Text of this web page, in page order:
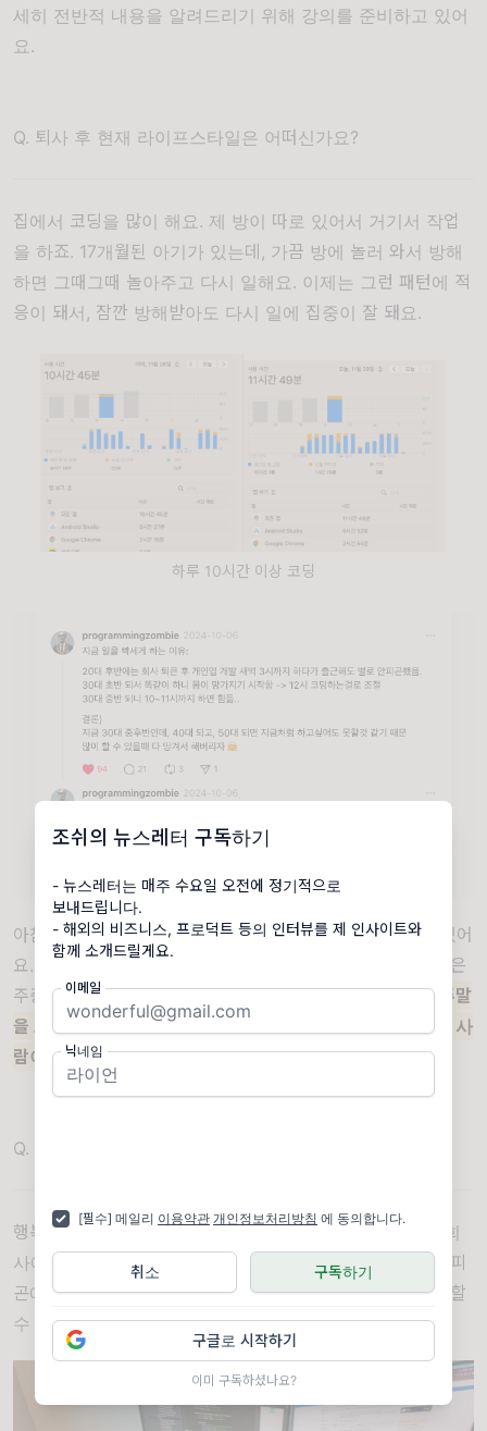
조쉬의 뉴스레터 구독하기
- 뉴스레터는 매주 수요일 오전에 정기적으로
보내드립니다.
- 해외의 비즈니스, 프로덕트 등의 인터뷰를 제 인사이트와
함께 소개드릴게요.
이메일
닉네임
[필수] 메일리 이용약관 개인정보처리방침 에 동의합니다.
구독하기
취소
구글로 시작하기
이미 구독하셨나요?
세히 전반적 내용을 알려드리기 위해 강의를 준비하고 있어
요.
Q. 퇴사 후 현재 라이프스타일은 어떠신가요?
집에서 코딩을 많이 해요. 제 방이 따로 있어서 거기서 작업
을 하죠. 17개월된 아기가 있는데, 가끔 방에 놀러 와서 방해
하면 그때그때 놀아주고 다시 일해요. 이제는 그런 패턴에 적
응이 돼서, 잠깐 방해받아도 다시 일에 집중이 잘 돼요.
하루 10시간 이상 코딩
아침에 일어나면 아기 밥도 주고, 아내와 육아를 분담하고 있어
요. 보통 오전이나 오후에 한 번씩 놀이터에 가요. 저희 가족은
주중에 주로 놀러가고요.주말엔 집에 있는 편이에요. 저는 주말
을 모두 코딩에 쓰는 편이에요. 주말은 너무 복잡하고, 주중은 사
람이 없다보니 그 때 돌아다니면 너무 쾌적하더라고요.
Q. 행복하신가요?
행복해요. 만족스러워요. 예전에는 출퇴근 시간에 쫓기며 회
사에서 일도 하랴, 새벽까지 개인앱 개발하랴, 매일매일이 피
곤에 찌든 삶이었어요. 지금은 좀 더 자유롭게 시간을 활용할
수 있어서 감사한 마음입니다.